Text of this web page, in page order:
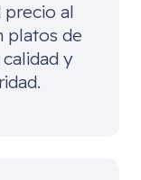
precio al
platos de
y